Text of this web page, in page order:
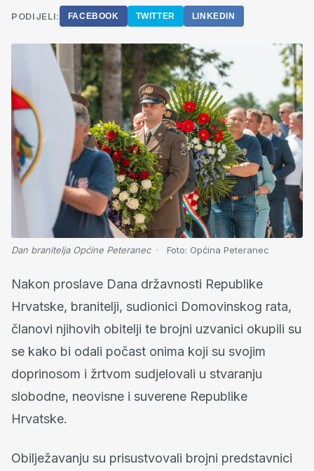
PODIJELI: FACEBOOK TWITTER LINKEDIN
Dan branitelja Općine Peteranec Foto: Općina Peteranec
Nakon proslave Dana državnosti Republike
Hrvatske, branitelji, sudionici Domovinskog rata,
članovi njihovih obitelji te brojni uzvanici okupili su
se kako bi odali počast onima koji su svojim
doprinosom i žrtvom sudjelovali u stvaranju
slobodne, neovisne i suverene Republike
Hrvatske.
Obilježavanju su prisustvovali brojni predstavnici